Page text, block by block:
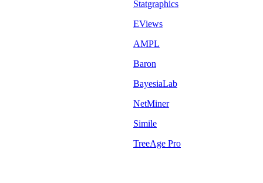
Statgraphics
EViews
AMPL
Baron
BayesiaLab
NetMiner
Simile
TreeAge Pro